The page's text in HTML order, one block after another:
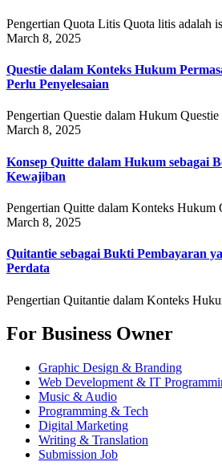
Pengertian Quota Litis Quota litis adalah
March 8, 2025
Questie dalam Konteks Hukum
Perlu Penyelesaian
Pengertian Questie dalam Hukum
March 8, 2025
Konsep Quitte dalam Hukum sebagai
Kewajiban
Pengertian Quitte dalam Konteks Hukum
March 8, 2025
Quitantie sebagai Bukti Pembayaran
Perdata
Pengertian Quitantie dalam Konteks
For Business Owner
Graphic Design & Branding
Web Development & IT
Music & Audio
Programming & Tech
Digital Marketing
Writing & Translation
Submission Job